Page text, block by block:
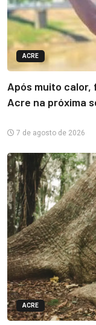
ACRE
Após muito calor,
Acre na próxima
7 de agosto de 2026
ACRE